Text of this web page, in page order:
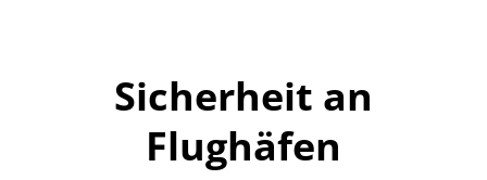
Sicherheit an
Flughäfen